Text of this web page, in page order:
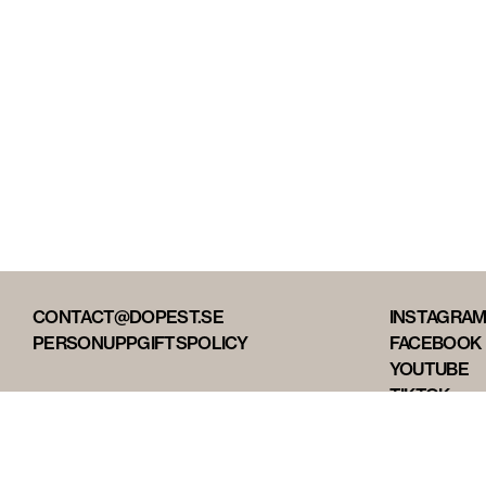
CONTACT@DOPEST.SE
PERSONUPPGIFTSPOLICY
INSTAGRAM
FACEBOOK
YOUTUBE
TIKTOK